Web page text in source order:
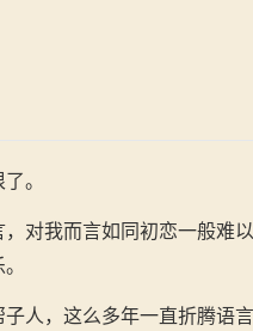
。
对我而言如同初恋一般难
人，这么多年一直折腾语